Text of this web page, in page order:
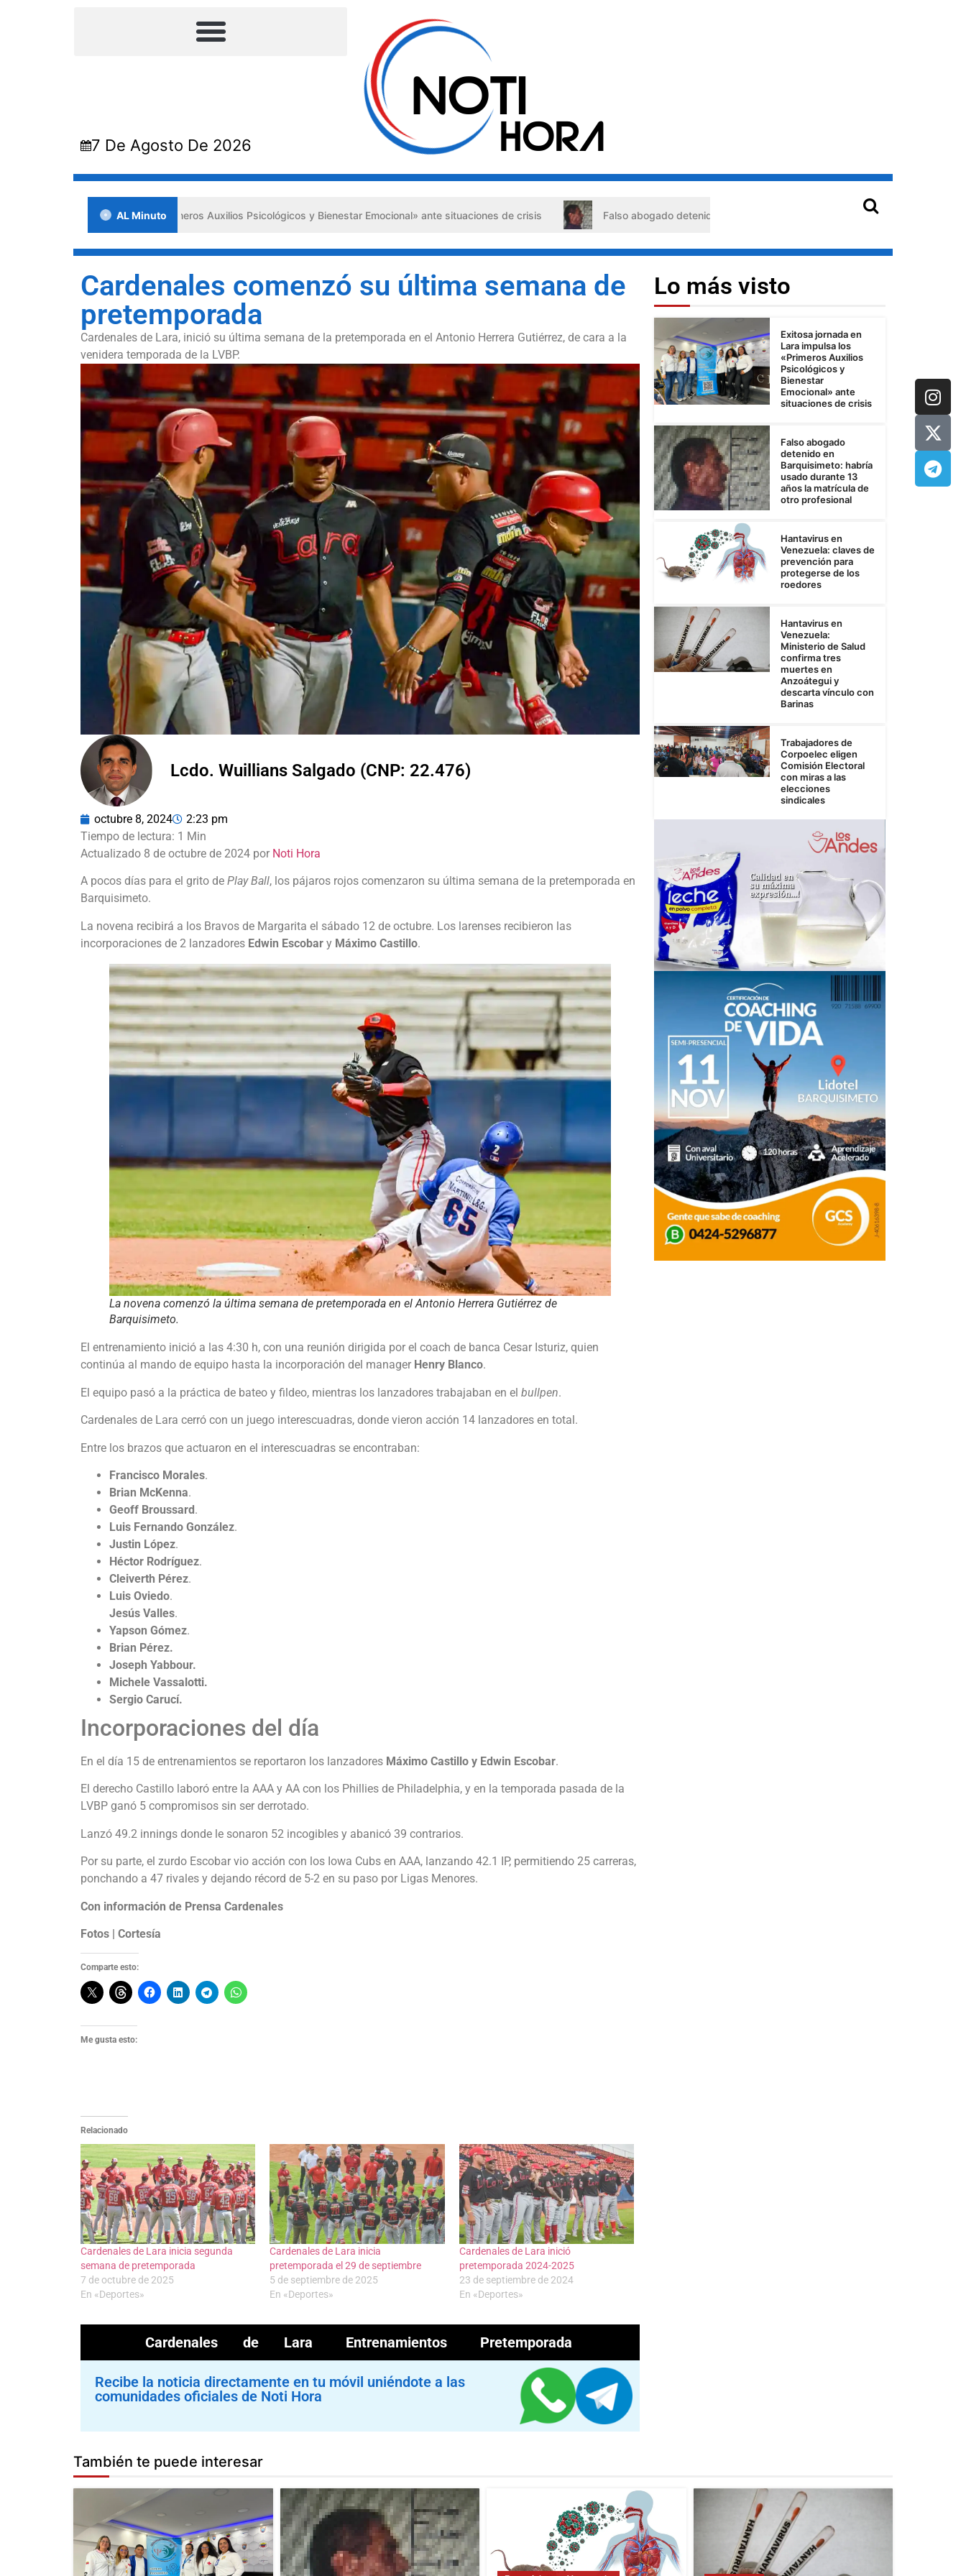
7 De Agosto De 2026
AL Minuto
impulsa los «Primeros Auxilios Psicológicos y Bienestar Emocional» ante situaciones de crisis Falso abogado detenido en Barquisimeto: habría usado durante 13 años la matrícula de otro
Cardenales comenzó su última semana de
pretemporada
Cardenales de Lara, inició su última semana de la pretemporada en el Antonio Herrera Gutiérrez, de cara a la
venidera temporada de la LVBP.
Lcdo. Wuillians Salgado (CNP: 22.476)
octubre 8, 2024 2:23 pm
Actualizado 8 de octubre de 2024 por Noti Hora
A pocos días para el grito de Play Ball, los pájaros rojos comenzaron su última semana de la pretemporada en
Barquisimeto.
La novena recibirá a los Bravos de Margarita el sábado 12 de octubre. Los larenses recibieron las
incorporaciones de 2 lanzadores Edwin Escobar y Máximo Castillo.
La novena comenzó la última semana de pretemporada en el Antonio Herrera Gutiérrez de
Barquisimeto.
El entrenamiento inició a las 4:30 h, con una reunión dirigida por el coach de banca Cesar Isturiz, quien
continúa al mando de equipo hasta la incorporación del manager Henry Blanco.
El equipo pasó a la práctica de bateo y fildeo, mientras los lanzadores trabajaban en el bullpen.
Cardenales de Lara cerró con un juego interescuadras, donde vieron acción 14 lanzadores en total.
Entre los brazos que actuaron en el interescuadras se encontraban:
Francisco Morales.
Brian McKenna.
Geoff Broussard.
Luis Fernando González.
Justin López.
Héctor Rodríguez.
Cleiverth Pérez.
Luis Oviedo.
Jesús Valles.
Yapson Gómez.
Brian Pérez.
Joseph Yabbour.
Michele Vassalotti.
Sergio Carucí.
Incorporaciones del día
En el día 15 de entrenamientos se reportaron los lanzadores Máximo Castillo y Edwin Escobar.
El derecho Castillo laboró entre la AAA y AA con los Phillies de Philadelphia, y en la temporada pasada de la
LVBP ganó 5 compromisos sin ser derrotado.
Lanzó 49.2 innings donde le sonaron 52 incogibles y abanicó 39 contrarios.
Por su parte, el zurdo Escobar vio acción con los Iowa Cubs en AAA, lanzando 42.1 IP, permitiendo 25 carreras,
ponchando a 47 rivales y dejando récord de 5-2 en su paso por Ligas Menores.
Con información de Prensa Cardenales
Fotos | Cortesía
Comparte esto:
Me gusta esto:
Relacionado
Cardenales de Lara inicia segunda
semana de pretemporada
7 de octubre de 2025
En «Deportes»
Cardenales de Lara inicia
pretemporada el 29 de septiembre
5 de septiembre de 2025
En «Deportes»
Cardenales de Lara inició
pretemporada 2024-2025
23 de septiembre de 2024
En «Deportes»
Cardenales de Lara Entrenamientos Pretemporada
Recibe la noticia directamente en tu móvil uniéndote a las
comunidades oficiales de Noti Hora
Lo más visto
Exitosa jornada en
Lara impulsa los
«Primeros Auxilios
Psicológicos y
Bienestar
Emocional» ante
situaciones de crisis
Falso abogado
detenido en
Barquisimeto: habría
usado durante 13
años la matrícula de
otro profesional
Hantavirus en
Venezuela: claves de
prevención para
protegerse de los
roedores
Hantavirus en
Venezuela:
Ministerio de Salud
confirma tres
muertes en
Anzoátegui y
descarta vínculo con
Barinas
Trabajadores de
Corpoelec eligen
Comisión Electoral
con miras a las
elecciones
sindicales
También te puede interesar